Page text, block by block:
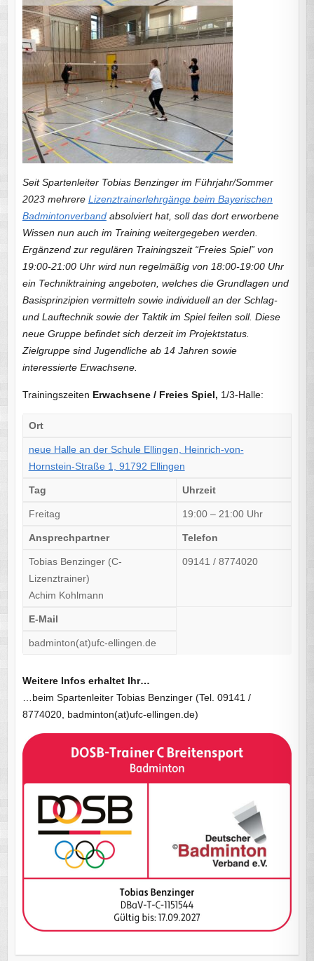
Seit Spartenleiter Tobias Benzinger im Führjahr/Sommer
2023 mehrere Lizenztrainerlehrgänge beim Bayerischen
Badmintonverbandabsolviert hat, soll das dort erworbene
Wissen nun auch im Training weitergegeben werden.
Ergänzend zur regulären Trainingszeit “Freies Spiel” von
19:00-21:00 Uhr wird nun regelmäßig von 18:00-19:00 Uhr
ein Techniktraining angeboten, welches die Grundlagen und
Basisprinzipien vermitteln sowie individuell an der Schlag-
und Lauftechnik sowie der Taktik im Spiel feilen soll. Diese
neue Gruppe befindet sich derzeit im Projektstatus.
Zielgruppe sind Jugendliche ab 14 Jahren sowie
interessierte Erwachsene.
Trainingszeiten Erwachsene / Freies Spiel, 1/3-Halle:
Ort
neue Halle an der Schule Ellingen, Heinrich-von-
Hornstein-Straße 1, 91792 Ellingen
Tag Uhrzeit
Freitag 19:00 – 21:00 Uhr
Ansprechpartner Telefon
Tobias Benzinger (C-
Lizenztrainer)
Achim Kohlmann
09141 / 8774020
E-Mail
badminton(at)ufc-ellingen.de
Weitere Infos erhaltet Ihr…
…beim Spartenleiter Tobias Benzinger (Tel. 09141 /
8774020, badminton(at)ufc-ellingen.de)